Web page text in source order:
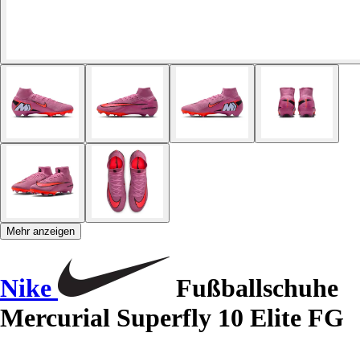
Mehr anzeigen
Nike
Fußballschuhe
Mercurial Superfly 10 Elite FG